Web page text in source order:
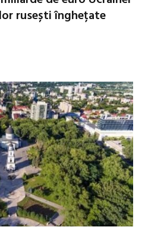
rusești înghețate